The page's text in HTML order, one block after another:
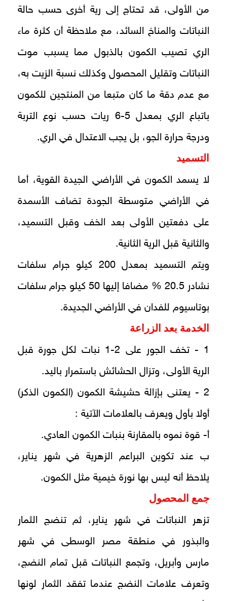
من الأولى، قد تحتاج إلى رية أخرى حسب حالة
النباتات والمناخ السائد، مع ملاحظة أن كثرة ماء
الري تصيب الكمون بالذبول مما يسبب موت
النباتات وتقليل المحصول وكذلك نسبة الزيت به،
مع عدم دقة ما كان متبعا من المنتجين للكمون
باتباع الري بمعدل 5-6 ريات حسب نوع التربة
ودرجة حرارة الجو، بل يجب الاعتدال في الري.
التسميد
لا يسمد الكمون في الأراضي الجيدة القوية، أما
في الأراضي متوسطة الجودة تضاف الأسمدة
على دفعتين الأولى بعد الخف وقبل التسميد،
والثانية قبل الرية الثانية.
ويتم التسميد بمعدل 200 كيلو جرام سلفات
نشادر 20.5 % مضافا إليها 50 كيلو جرام سلفات
بوتاسيوم للفدان في الأراضي الجديدة.
الخدمة بعد الزراعة
1 - تخف الجور على 2-1 نبات لكل جورة قبل
الرية الأولى، وتزال الحشائش باستمرار باليد.
2 - يعتنى بإزالة حشيشة الكمون (الكمون الذكر)
أولا بأول ويعرف بالعلامات الآتية :
أ- قوة نموه بالمقارنة بنبات الكمون العادي.
ب عند تكوين البراعم الزهرية في شهر يناير،
يلاحظ أنه ليس بها نورة خيمية مثل الكمون.
جمع المحصول
تزهر النباتات في شهر يناير، ثم تنضج الثمار
والبذور في منطقة مصر الوسطى في شهر
مارس وأبريل، وتجمع النباتات قبل تمام النضج،
وتعرف علامات النضج عندما تفقد الثمار لونها